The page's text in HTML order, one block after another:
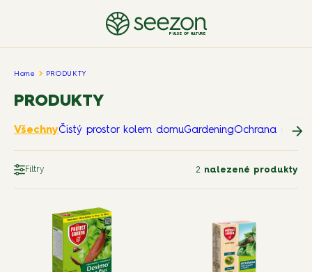
PULSE OF NATURE
Home PRODUKTY
PRODUKTY
VšechnyČistý prostor kolem domuGardeningOchrana
Filtry 2 nalezené produkty